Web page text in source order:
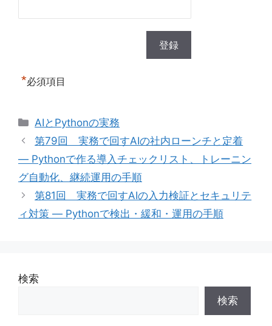
*必須項目
カ
テ
ゴ
リ
ー
AIとPythonの実務
第79回 実務で回すAIの社内ローンチと定着
— Pythonで作る導入チェックリスト、トレーニン
グ自動化、継続運用の手順
第81回 実務で回すAIの入力検証とセキュリテ
ィ対策 — Pythonで検出・緩和・運用の手順
検索
検索